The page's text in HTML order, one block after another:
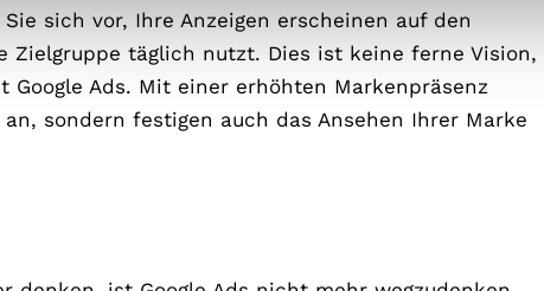
sich vor, Ihre Anzeigen erscheinen auf den
Zielgruppe täglich nutzt. Dies ist keine ferne Vision,
Ads. Mit einer erhöhten Markenpräsenz
sondern festigen auch das Ansehen Ihrer Marke